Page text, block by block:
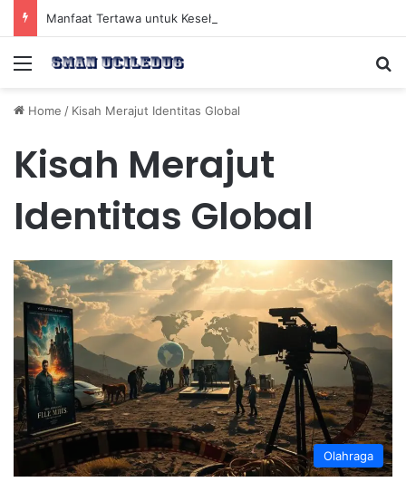
Menu
Home / Kisah Merajut Identitas Global
Kisah Merajut
Identitas Global
Olahraga